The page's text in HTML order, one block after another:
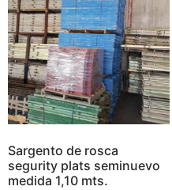
Sargento de rosca
segurity plats seminuevo
medida 1,10 mts.